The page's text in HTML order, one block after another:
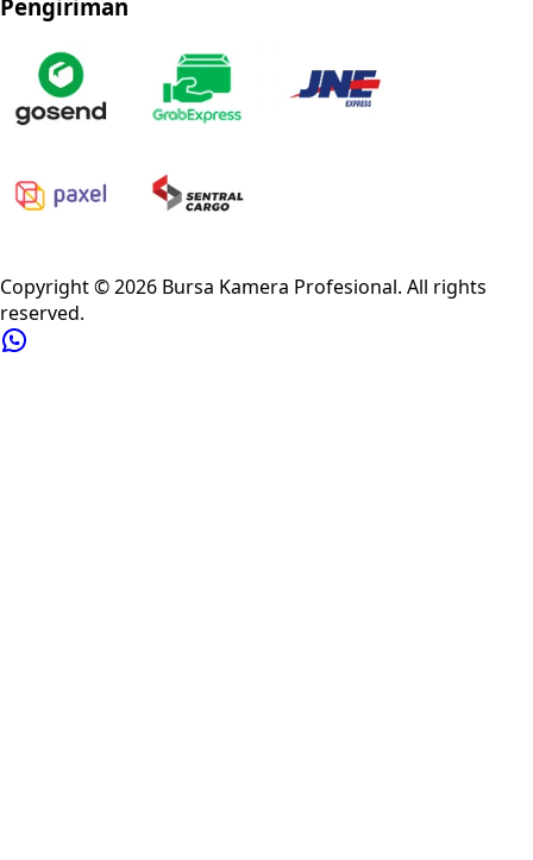
Pengiriman
Copyright ©2026 Bursa Kamera Profesional. All rights
reserved.